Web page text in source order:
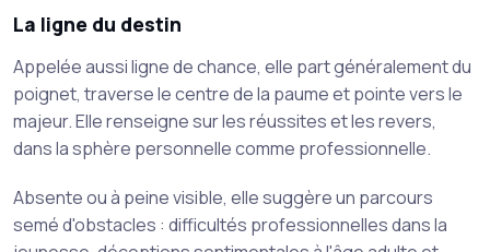
La ligne du destin
Appelée aussi ligne de chance, elle part généralement du
poignet, traverse le centre de la paume et pointe vers le
majeur. Elle renseigne sur les réussites et les revers,
dans la sphère personnelle comme professionnelle.
Absente ou à peine visible, elle suggère un parcours
semé d'obstacles : difficultés professionnelles dans la